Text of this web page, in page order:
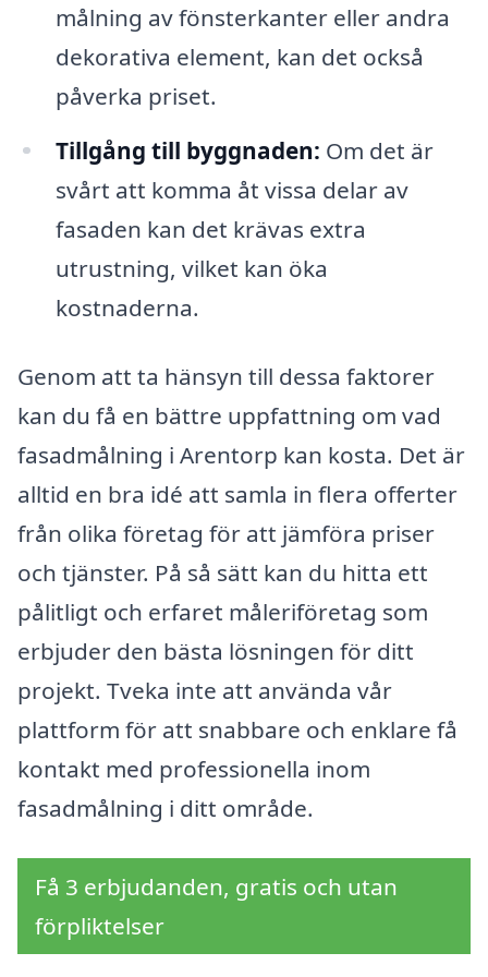
målning av fönsterkanter eller andra
dekorativa element, kan det också
påverka priset.
Tillgång till byggnaden: Om det är
svårt att komma åt vissa delar av
fasaden kan det krävas extra
utrustning, vilket kan öka
kostnaderna.
Genom att ta hänsyn till dessa faktorer
kan du få en bättre uppfattning om vad
fasadmålning i Arentorp kan kosta. Det är
alltid en bra idé att samla in flera offerter
från olika företag för att jämföra priser
och tjänster. På så sätt kan du hitta ett
pålitligt och erfaret måleriföretag som
erbjuder den bästa lösningen för ditt
projekt. Tveka inte att använda vår
plattform för att snabbare och enklare få
kontakt med professionella inom
fasadmålning i ditt område.
Få 3 erbjudanden, gratis och utan
förpliktelser